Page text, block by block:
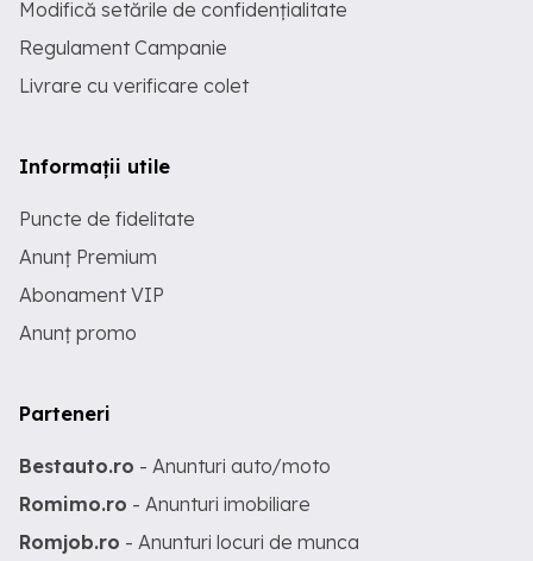
Modifică setările de confidențialitate
Regulament Campanie
Livrare cu verificare colet
Informații utile
Puncte de fidelitate
Anunț Premium
Abonament VIP
Anunț promo
Parteneri
Bestauto.ro - Anunturi auto/moto
Romimo.ro - Anunturi imobiliare
Romjob.ro - Anunturi locuri de munca